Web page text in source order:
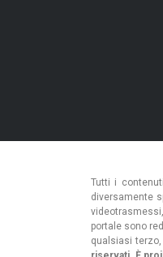
Tutti i
diversamente
portale sono
qualsiasi